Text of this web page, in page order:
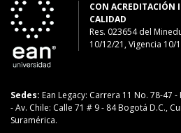
CON ACREDITACIÓN
CALIDAD
Res. 023654del
10/12/21, Vigencia 10/
Sedes: Ean Legacy: Carrera 11 No. 78-47 -
-Av. Chile: Calle 71 # 9 - 84Bogotá D.C.,
Suramérica.